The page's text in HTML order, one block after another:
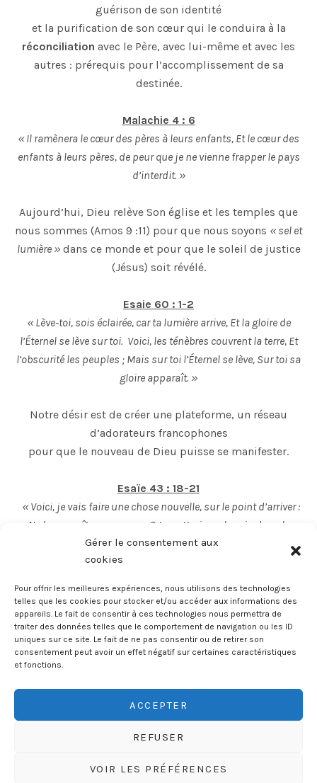
Gérer le consentement aux
cookies
Pour offrir les meilleures expériences, nous utilisons des technologies
telles que les cookies pour stocker et/ou accéder aux informations des
appareils. Le fait de consentir à ces technologies nous permettra de
traiter des données telles que le comportement de navigation ou les ID
uniques sur ce site. Le fait de ne pas consentir ou de retirer son
consentement peut avoir un effet négatif sur certaines caractéristiques
et fonctions.
ACCEPTER
REFUSER
VOIR LES PRÉFÉRENCES
guérison de son identité
et la purification de son cœur qui le conduira à la
réconciliation avec le Père, avec lui-même et avec les
autres : prérequis pour l’accomplissement de sa
destinée.
Malachie 4 : 6
« Il ramènera le cœur des pères à leurs enfants, Et le cœur des
enfants à leurs pères, de peur que je ne vienne frapper le pays
d’interdit. »
Aujourd’hui, Dieu relève Son église et les temples que
nous sommes (Amos 9 :11) pour que nous soyons « sel et
lumière »dans ce monde et pour que le soleil de justice
(Jésus) soit révélé.
Esaie 60 : 1-2
« Lève-toi, sois éclairée, car ta lumière arrive, Et la gloire de
l’Éternel se lève sur toi. Voici, les ténèbres couvrent la terre, Et
l’obscurité les peuples ; Mais sur toi l’Éternel se lève, Sur toi sa
gloire apparaît. »
Notre désir est de créer une plateforme, un réseau
d’adorateurs francophones
pour que le nouveau de Dieu puisse se manifester.
Esaïe 43 : 18-21
« Voici, je vais faire une chose nouvelle, sur le point d’arriver :
Ne la connaîtrez-vous pas ? Je mettrai un chemin dans le
désert, Et des fleuves dans la solitude. Les bêtes des champs
me glorifieront, les chacals et les autruches, parce que j’aurai
abreuver mon peuple, mon élu. Le peuple que je me suis formé
publiera mes louanges. »
SOCIAL MEDIA PROFILES
Instagram
Facebook